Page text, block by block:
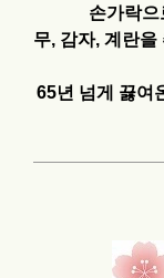
손가락
무, 감자, 계란
65년 넘게 끓여